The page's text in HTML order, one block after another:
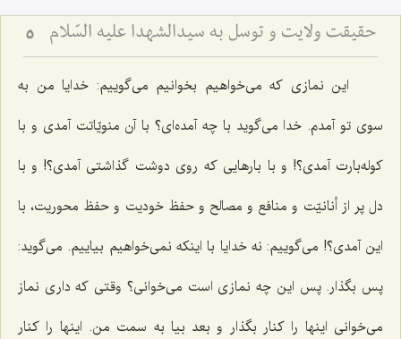
حقیقت ولایت و توسل به سیدالشهدا علیه السّلام 5
این نمازی که می‌خواهیم بخوانیم می‌گوییم: خدایا من به
سوی تو آمدم. خدا می‌گوید با چه آمده‌ای؟ با آن منویّاتت آمدی و با
کوله‌بارت آمدی؟! و با بارهایی که روی دوشت گذاشتی آمدی؟! و با
دل پر از أنانیّت و منافع و مصالح و حفظ خودیت و حفظ محوریت، با
این آمدی؟! می‌گوییم: نه خدایا با اینکه نمی‌خواهیم بیاییم. می‌گوید:
پس بگذار. پس این چه نمازی است می‌خوانی؟ وقتی که داری نماز
می‌خوانی اینها را کنار بگذار و بعد بیا به سمت من. اینها را کنار